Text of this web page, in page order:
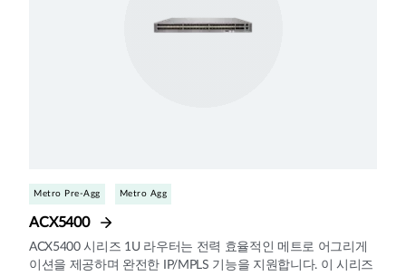
Metro Pre-Agg Metro Agg
ACX5400
ACX5400 시리즈 1U 라우터는 전력 효율적인 메트로 어그리게
이션을 제공하며 완전한 IP/MPLS 기능을 지원합니다. 이 시리즈